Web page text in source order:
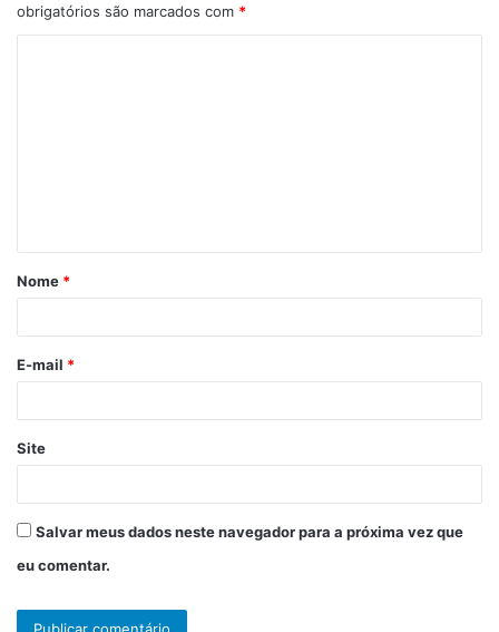
obrigatórios são marcados com *
á
r
*
Nome *
E-mail *
Site
Salvar meus dados neste navegador para a próxima vez que
eu comentar.